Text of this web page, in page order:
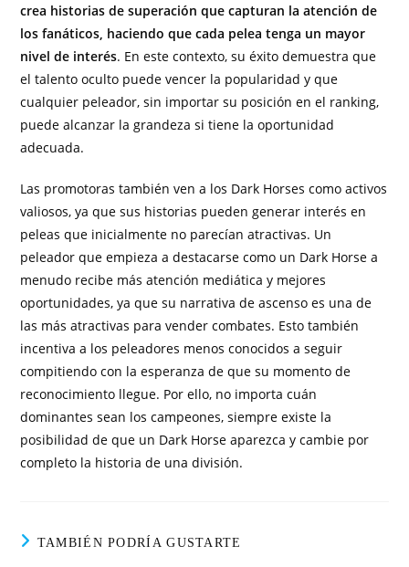
crea historias de superación que capturan la atención de
los fanáticos, haciendo que cada pelea tenga un mayor
nivel de interés. En este contexto, su éxito demuestra que
el talento oculto puede vencer la popularidad y que
cualquier peleador, sin importar su posición en el ranking,
puede alcanzar la grandeza si tiene la oportunidad
adecuada.
Las promotoras también ven a los Dark Horses como activos
valiosos, ya que sus historias pueden generar interés en
peleas que inicialmente no parecían atractivas. Un
peleador que empieza a destacarse como un Dark Horse a
menudo recibe más atención mediática y mejores
oportunidades, ya que su narrativa de ascenso es una de
las más atractivas para vender combates. Esto también
incentiva a los peleadores menos conocidos a seguir
compitiendo con la esperanza de que su momento de
reconocimiento llegue. Por ello, no importa cuán
dominantes sean los campeones, siempre existe la
posibilidad de que un Dark Horse aparezca y cambie por
completo la historia de una división.
TAMBIÉN PODRÍA GUSTARTE